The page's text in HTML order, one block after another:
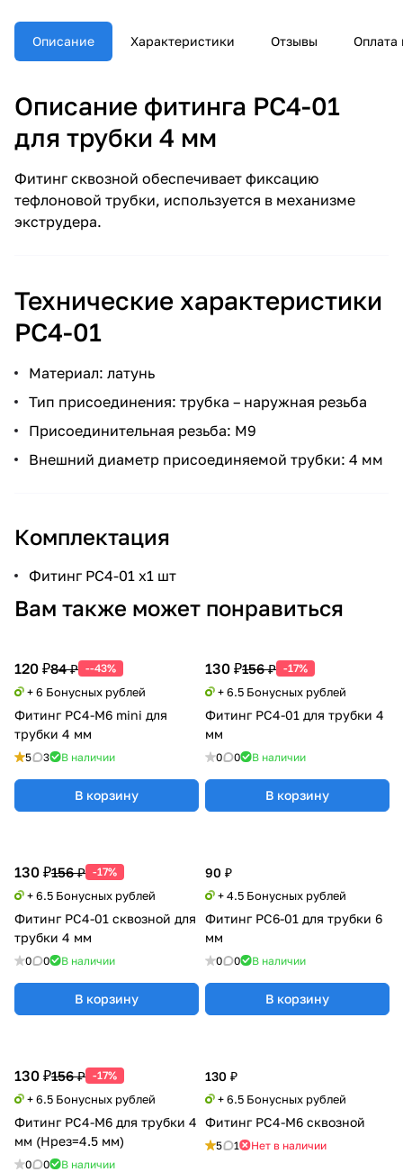
Описание Характеристики Отзывы Оплата
Описание фитинга PC4-01
для трубки 4 мм
Фитинг сквозной обеспечивает фиксацию
тефлоновой трубки, используется в механизме
экструдера.
Технические характеристики
PC4-01
Материал: латунь
Тип присоединения: трубка – наружная резьба
Присоединительная резьба: М9
Внешний диаметр присоединяемой трубки: 4 мм
Комплектация
Фитинг PC4-01 x1 шт
Вам также может понравиться
120 ₽84 ₽ --43%
+ 6 Бонусных рублей
Фитинг PC4-M6 mini для
трубки 4 мм
5 3 В наличии
В корзину
130 ₽156 ₽ -17%
+ 6.5 Бонусных рублей
Фитинг PC4-01 для трубки 4
мм
0 0 В наличии
В корзину
130 ₽156 ₽ -17%
+ 6.5 Бонусных рублей
Фитинг PC4-01 сквозной для
трубки 4 мм
0 0 В наличии
В корзину
90 ₽
+ 4.5 Бонусных рублей
Фитинг PC6-01 для трубки 6
мм
0 0 В наличии
В корзину
130 ₽156 ₽ -17%
+ 6.5 Бонусных рублей
Фитинг PC4-M6 для трубки 4
мм (Hрез=4.5 мм)
0 0 В наличии
130 ₽
+ 6.5 Бонусных рублей
Фитинг PC4-M6 сквозной
5 1 Нет в наличии